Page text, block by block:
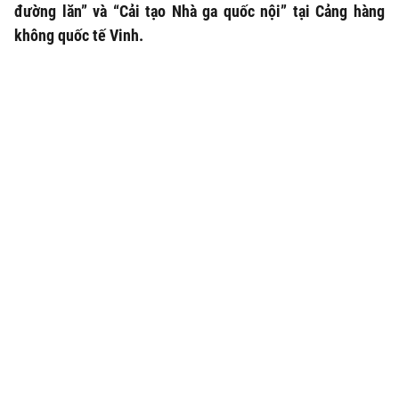
đường lăn” và “Cải tạo Nhà ga quốc nội” tại Cảng hàng
không quốc tế Vinh.